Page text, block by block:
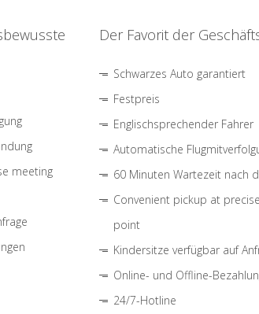
meeting
Der Favorit der
Schwarzes Auto garantiert
Festpreis
Englischsprechender Fahrer
Automatische
60 Minuten Wartezeit nach
Convenient pickup at
point
Kindersitze verfügbar auf
Online- und Offline-
24/7-Hotline